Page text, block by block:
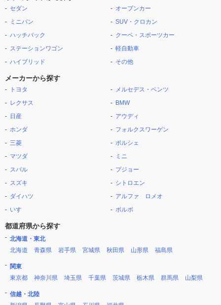
セダン
ミニバン
ハッチバック
ステーションワゴン
ハイブリッド
オープンカー
SUV・クロカン
クーペ・スポーツカー
軽自動車
その他
メーカーから探す
トヨタ
レクサス
日産
ホンダ
三菱
マツダ
スバル
スズキ
ダイハツ
いすゞ
メルセデス・ベンツ
BMW
アウディ
フォルクスワーゲン
ポルシェ
ミニ
プジョー
シトロエン
アルファ ロメオ
ボルボ
都道府県から探す
北海道・東北
北海道
青森県 岩手県 宮城県 秋田県 山形県 福島県
関東
東京都
神奈川県 埼玉県 千葉県 茨城県 栃木県 群馬県 山梨県
信越・北陸